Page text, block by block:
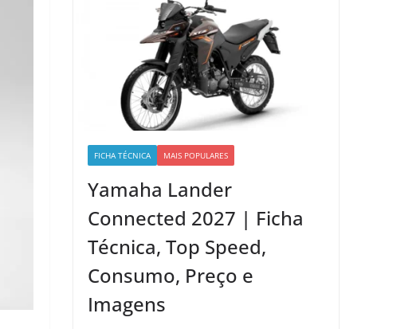
FICHA TÉCNICA MAIS POPULARES
Yamaha Lander
Connected 2027 | Ficha
Técnica, Top Speed,
Consumo, Preço e
Imagens